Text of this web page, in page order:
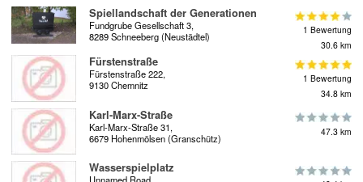
Spiellandschaft der Generationen
Fundgrube Gesellschaft 3,
8289 Schneeberg (Neustädtel)
1 Bewertung
30.6 km
Fürstenstraße
Fürstenstraße 222,
9130 Chemnitz
1 Bewertung
34.8 km
Karl-Marx-Straße
Karl-Marx-Straße 31,
6679 Hohenmölsen (Granschütz)
47.3 km
Wasserspielplatz